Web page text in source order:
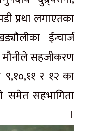
प्रथा लगाएतका
ईन्चार्ज
मौनीले सहजीकरण
९,१०,११ र १२ का
समेत सहभागिता
।